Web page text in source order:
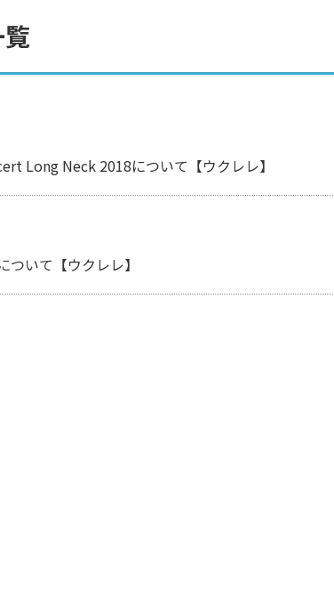
Long Neck 2018について【ウクレレ】
いて【ウクレレ】